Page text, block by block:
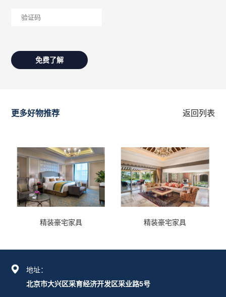
更多好物推荐 返回列表
精装豪宅家具 精装豪宅家具
地址：
北京市大兴区采育经济开发区采业路5号